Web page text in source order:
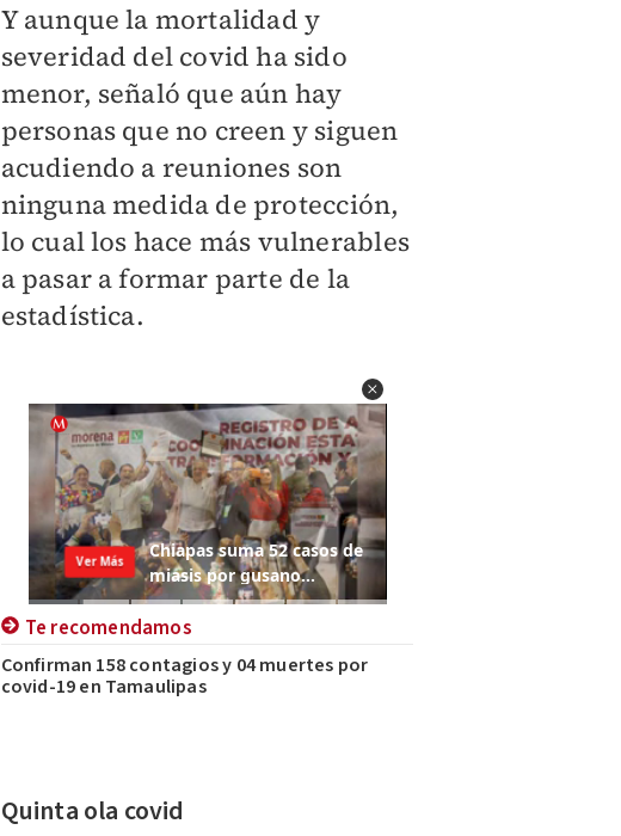
Y aunque la mortalidad y
severidad del covid ha sido
menor, señaló que aún hay
personas que no creen y siguen
acudiendo a reuniones son
ninguna medida de protección,
lo cual los hace más vulnerables
a pasar a formar parte de la
estadística.
Te recomendamos
Confirman 158 contagios y 04 muertes por
covid-19 en Tamaulipas
Quinta ola covid